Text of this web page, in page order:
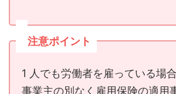
注意ポイント
1 人でも労働者を雇っている場
事業主の別なく雇用保険の適用